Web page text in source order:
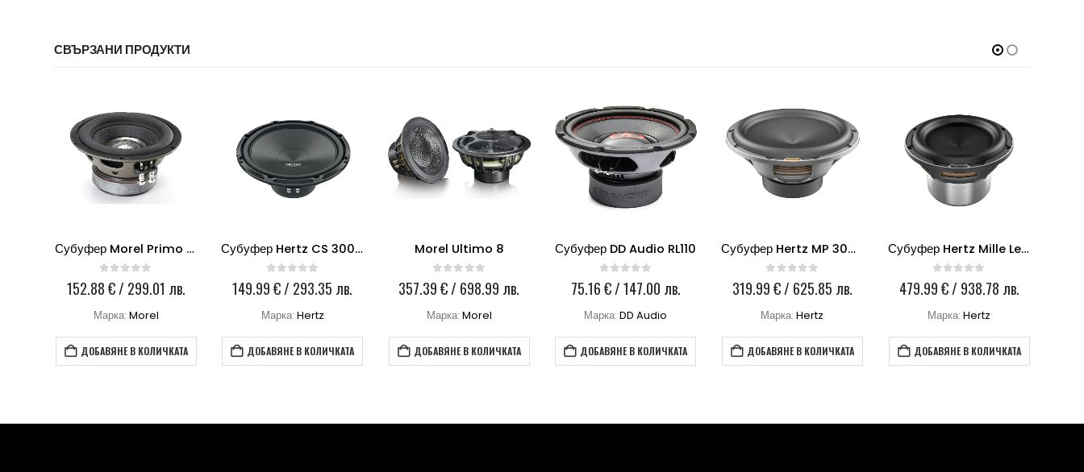
СВЪРЗАНИ ПРОДУКТИ
Субуфер Morel Primo 804
0 out of 5
152.88€/ 299.01 лв.
Марка: Morel
ДОБАВЯНЕ В КОЛИЧКАТА
Субуфер Hertz CS 300 S4
0 out of 5
149.99€/ 293.35 лв.
Марка: Hertz
ДОБАВЯНЕ В КОЛИЧКАТА
Morel Ultimo 8
0 out of 5
357.39€/ 698.99 лв.
Марка: Morel
ДОБАВЯНЕ В КОЛИЧКАТА
Субуфер DD Audio RL110
0 out of 5
75.16€/ 147.00 лв.
Марка:DD Audio
ДОБАВЯНЕ В КОЛИЧКАТА
Субуфер Hertz MP 300D4.3 PRO
0 out of 5
319.99€/ 625.85 лв.
Марка:Hertz
ДОБАВЯНЕ В КОЛИЧКАТА
Субуфер Hertz Mille Legend ML 2000.3
0 out of 5
479.99€/ 938.78 лв.
Марка:Hertz
ДОБАВЯНЕ В КОЛИЧКАТА